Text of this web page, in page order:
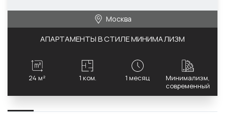
АПАРТАМЕНТЫ В СТИЛЕ МИНИМАЛИЗМ
Москва
24 м² 1 ком. 1 месяц
Минимализм,
современный